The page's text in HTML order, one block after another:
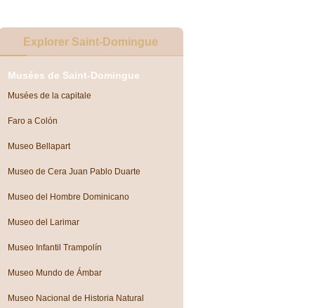
Explorer Saint-Domingue
Musées de Saint-Domingue
Musées de la capitale
Faro a Colón
Museo Bellapart
Museo de Cera Juan Pablo Duarte
Museo del Hombre Dominicano
Museo del Larimar
Museo Infantil Trampolín
Museo Mundo de Ámbar
Museo Nacional de Historia Natural